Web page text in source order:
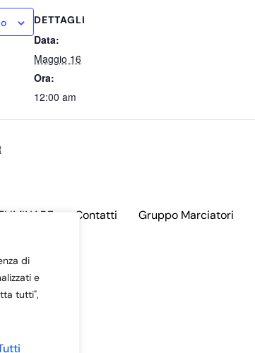
di
e
tutti",
DETTAGLI
Data:
Maggio 16
Ora:
12:00 am
Contatti Gruppo Marciatori